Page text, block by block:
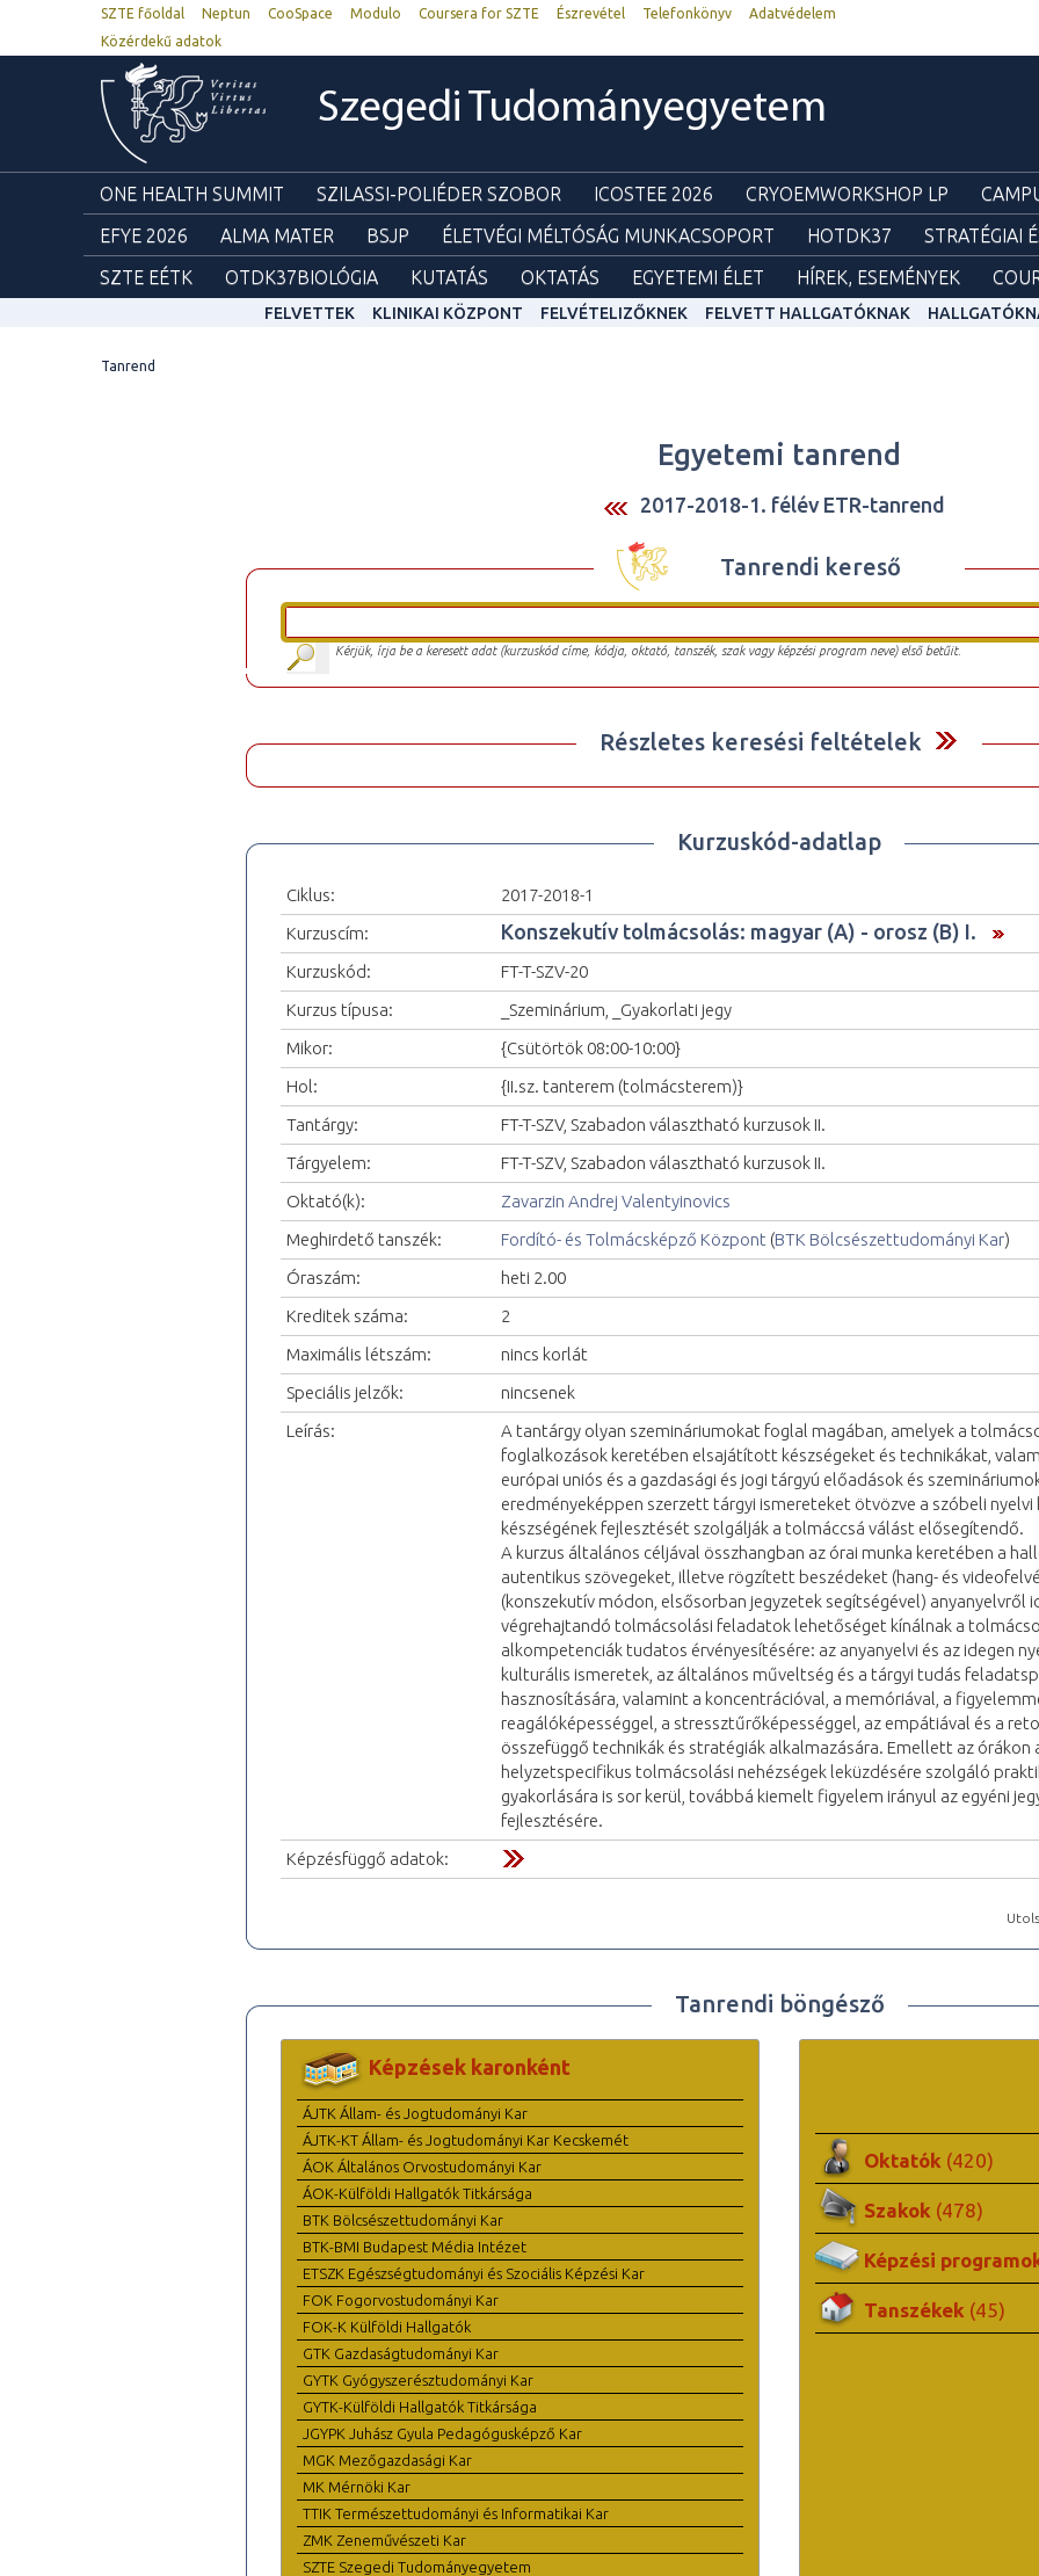
SZTE főoldal Neptun CooSpace Modulo Coursera for SZTE Észrevétel Telefonkönyv
Adatvédelem
Közérdekű adatok
Szegedi Tudományegyetem
ONE HEALTH SUMMIT SZILASSI-POLIÉDER SZOBOR ICOSTEE 2026 CRYOEMWORKSHOP LP
EFYE 2026
ALMA MATER BSJP ÉLETVÉGI MÉLTÓSÁG MUNKACSOPORT HOTDK37 STRATÉGIAI
SZTE EÉTK
OTDK37BIOLÓGIA KUTATÁS OKTATÁS EGYETEMI ÉLET HÍREK, ESEMÉNYEK
FELVETTEK KLINIKAI KÖZPONT FELVÉTELIZŐKNEK FELVETT HALLGATÓKNAK
Tanrend
Egyetemi tanrend
2017-2018-1. félév ETR-tanrend
Tanrendi kereső
Kérjük, írja be a keresett adat (kurzuskód címe, kódja, oktató, tanszék, szak vagy képzési program neve) első betűit.
Részletes keresési feltételek
Kurzuskód-adatlap
Ciklus:
2017-2018-1
Kurzuscím:
Konszekutív tolmácsolás: magyar (A) - orosz (B) I.
Kurzuskód:
FT-T-SZV-20
Kurzus típusa:
_Szeminárium, _Gyakorlati jegy
Mikor:
{Csütörtök 08:00-10:00}
Hol:
{II.sz. tanterem (tolmácsterem)}
Tantárgy:
FT-T-SZV, Szabadon választható kurzusok II.
Tárgyelem:
FT-T-SZV, Szabadon választható kurzusok II.
Oktató(k):
Zavarzin Andrej Valentyinovics
Meghirdető tanszék:
Fordító- és Tolmácsképző Központ (BTK Bölcsészettudományi Kar)
Óraszám:
heti 2.00
Kreditek száma:
2
Maximális létszám:
nincs korlát
Speciális jelzők:
nincsenek
Leírás:
A tantárgy olyan szemináriumokat foglal magában, amelyek a
foglalkozások keretében elsajátított készségeket és technikákat,
európai uniós és a gazdasági és jogi tárgyú előadások és
eredményeképpen szerzett tárgyi ismereteket ötvözve a szóbeli
készségének fejlesztését szolgálják a tolmáccsá válást elősegítendő.
A kurzus általános céljával összhangban az órai munka keretében a
autentikus szövegeket, illetve rögzített beszédeket (hang- és
(konszekutív módon, elsősorban jegyzetek segítségével) anyanyelvről
végrehajtandó tolmácsolási feladatok lehetőséget kínálnak a
alkompetenciák tudatos érvényesítésére: az anyanyelvi és az idegen
kulturális ismeretek, az általános műveltség és a tárgyi tudás
hasznosítására, valamint a koncentrációval, a memóriával, a
reagálóképességgel, a stressztűrőképességgel, az empátiával és a
összefüggő technikák és stratégiák alkalmazására. Emellett az órákon
helyzetspecifikus tolmácsolási nehézségek leküzdésére szolgáló
gyakorlására is sor kerül, továbbá kiemelt figyelem irányul az egyéni
fejlesztésére.
Képzésfüggő adatok:
Tanrendi böngésző
Képzések karonként
ÁJTK Állam- és Jogtudományi Kar
ÁJTK-KT Állam- és Jogtudományi Kar Kecskemét
ÁOK Általános Orvostudományi Kar
ÁOK-Külföldi Hallgatók Titkársága
BTK Bölcsészettudományi Kar
BTK-BMI Budapest Média Intézet
ETSZK Egészségtudományi és Szociális Képzési Kar
FOK Fogorvostudományi Kar
FOK-K Külföldi Hallgatók
GTK Gazdaságtudományi Kar
GYTK Gyógyszerésztudományi Kar
GYTK-Külföldi Hallgatók Titkársága
JGYPK Juhász Gyula Pedagógusképző Kar
MGK Mezőgazdasági Kar
MK Mérnöki Kar
TTIK Természettudományi és Informatikai Kar
ZMK Zeneművészeti Kar
SZTE Szegedi Tudományegyetem
Oktatók (420)
Szakok (478)
Képzési
Tanszékek (45)